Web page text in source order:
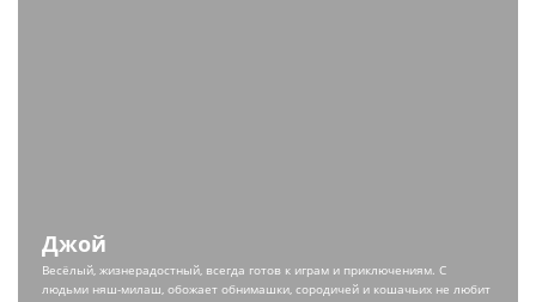
Джой
Весёлый, жизнерадостный, всегда готов к играм и приключениям. С
людьми няш-милаш, обожает обнимашки, сородичей и кошачьих не любит